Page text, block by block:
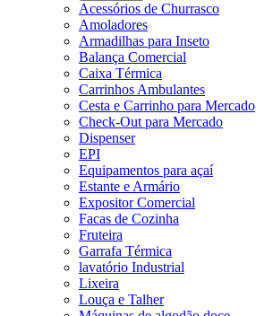
Acessórios de Churrasco
Amoladores
Armadilhas para Inseto
Balança Comercial
Caixa Térmica
Carrinhos Ambulantes
Cesta e Carrinho para Mercado
Check-Out para Mercado
Dispenser
EPI
Equipamentos para açaí
Estante e Armário
Expositor Comercial
Facas de Cozinha
Fruteira
Garrafa Térmica
lavatório Industrial
Lixeira
Louça e Talher